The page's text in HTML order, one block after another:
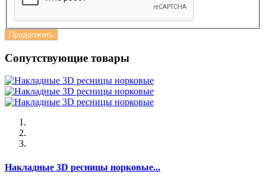
Продолжить
Сопутствующие товары
Накладные 3D ресницы норковые...